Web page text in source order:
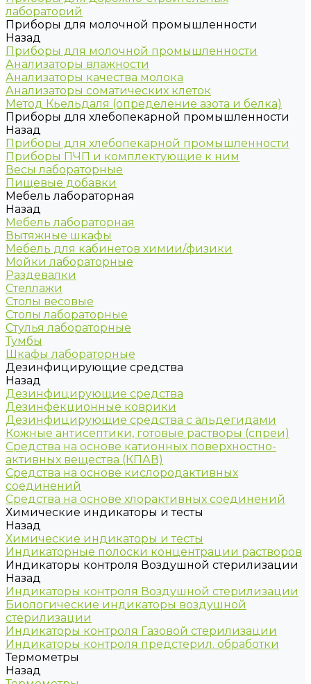
лабораторий
Приборы для молочной промышленности
Назад
Приборы для молочной промышленности
Анализаторы влажности
Анализаторы качества молока
Анализаторы соматических клеток
Метод Кьельдаля (определение азота и белка)
Приборы для хлебопекарной промышленности
Назад
Приборы для хлебопекарной промышленности
Приборы ПЧП и комплектующие к ним
Весы лабораторные
Пищевые добавки
Мебель лабораторная
Назад
Мебель лабораторная
Вытяжные шкафы
Мебель для кабинетов химии/физики
Мойки лабораторные
Раздевалки
Стеллажи
Столы весовые
Столы лабораторные
Стулья лабораторные
Тумбы
Шкафы лабораторные
Дезинфицирующие средства
Назад
Дезинфицирующие средства
Дезинфекционные коврики
Дезинфицирующие средства с альдегидами
Кожные антисептики, готовые растворы (спреи)
Средства на основе катионных поверхностно-
активных вещества (КПАВ)
Средства на основе кислородактивных
соединений
Средства на основе хлорактивных соединений
Химические индикаторы и тесты
Назад
Химические индикаторы и тесты
Индикаторные полоски концентрации растворов
Индикаторы контроля Воздушной стерилизации
Назад
Индикаторы контроля Воздушной стерилизации
Биологические индикаторы воздушной
стерилизации
Индикаторы контроля Газовой стерилизации
Индикаторы контроля предстерил. обработки
Термометры
Назад